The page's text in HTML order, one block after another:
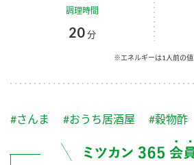
スープ
ふりかけ
つゆ
PIN印
企業理念
ミツカンの歴史
ミツカンを知る
環境への取り組み
ZENB initiative
調理時間
20分
※エネルギーは1人前の値
#さんま #おうち居酒屋 #穀物酢